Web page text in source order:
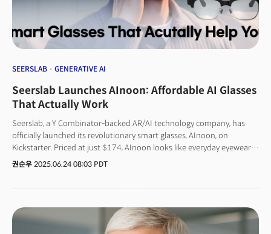
재출시되며 시장 반응이 180도 달라졌다. 올해 초 기준 누적 판매량은 200만
개를 돌파했다.카메라, 마이크, AI 기능을 탑재한 이 제품은 다양한 스타일로
제공된다. 특히 실시간 언어 번역 기능이 여행객들 사이에서 좋은 반응을 얻고
있다. 마크 저커버그 메타 CEO도 최근 실적 발표에서 "AI 안경의 강력한
성장세가 예상된다"고 밝혔다. 지난 9월 메타 개발자 컨퍼런스에서 공개된
말까지 체험 예약도 모두 마감된 상태다.저커버그 CEO는 "우리가 명백히
선도하고 있는 분야이며 앞으로 큰 기회가 있다"며 "제조 능력 확대와 판매
기술가이드 판타스틱 8을 만나보세요!
SEERSLAB GENERATIVE AI
Seerslab Launches AInoon: Affordable AI Glasses
That Actually Work
Seerslab, a Y Combinator-backed AR/AI technology company, has
officially launched its revolutionary smart glasses, AInoon, on
Kickstarter. Priced at just $174, AInoon looks like everyday eyewear
but connects users to multiple generative AI models—including
sci-fi fans. It’s made for real people, with real needs. Affordable,
practical, and truly useful.”
권순우 2025.06.24 08:03 PDT